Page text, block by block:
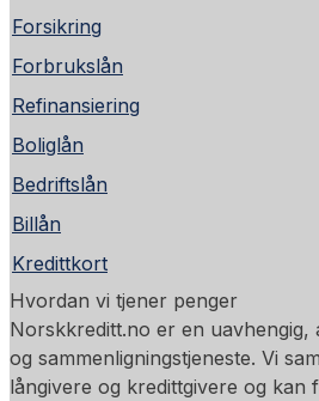
Forsikring
Forbrukslån
Refinansiering
Boliglån
Bedriftslån
Billån
Kredittkort
Hvordan vi tjener penger
Norskkreditt.no er en uavhengig,
og sammenligningstjeneste. Vi
långivere og kredittgivere og kan